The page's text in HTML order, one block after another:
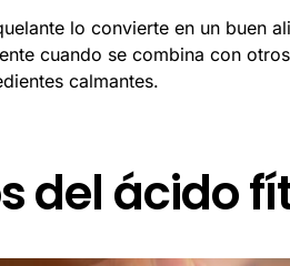
lo convierte en un buen
cuando se combina con
calmantes.
del ácido